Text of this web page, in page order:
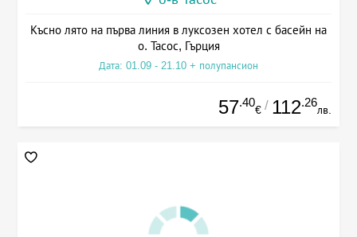
Късно лято на първа линия в луксозен хотел с басейн на
о. Тасос, Гърция
Дата: 01.09 - 21.10 + полупансион
57.40
€ / 112.26
лв.